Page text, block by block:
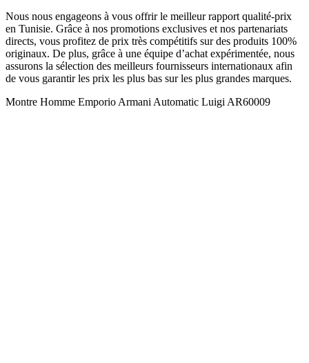
Nous nous engageons à vous offrir le meilleur rapport qualité-prix
en Tunisie. Grâce à nos promotions exclusives et nos partenariats
directs, vous profitez de prix très compétitifs sur des produits 100%
originaux. De plus, grâce à une équipe d’achat expérimentée, nous
assurons la sélection des meilleurs fournisseurs internationaux afin
de vous garantir les prix les plus bas sur les plus grandes marques.
Montre Homme Emporio Armani Automatic Luigi AR60009